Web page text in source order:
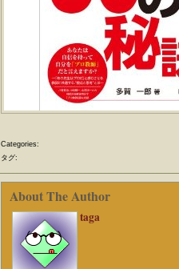
Categories:
タグ:
About The Author
taga